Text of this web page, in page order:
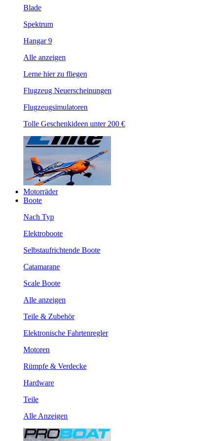
Blade
Spektrum
Hangar 9
Alle anzeigen
Lerne hier zu fliegen
Flugzeug Neuerscheinungen
Flugzeugsimulatoren
Tolle Geschenkideen unter 200 €
Motorräder
Boote
Nach Typ
Elektroboote
Selbstaufrichtende Boote
Catamarane
Scale Boote
Alle anzeigen
Teile & Zubehör
Elektronische Fahrtenregler
Motoren
Rümpfe & Verdecke
Hardware
Teile
Alle Anzeigen